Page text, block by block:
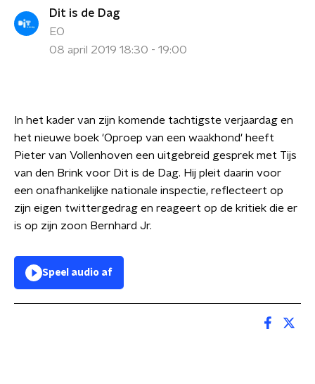
Dit is de Dag
EO
08 april 2019 18:30 - 19:00
In het kader van zijn komende tachtigste verjaardag en
het nieuwe boek 'Oproep van een waakhond' heeft
Pieter van Vollenhoven een uitgebreid gesprek met Tijs
van den Brink voor Dit is de Dag. Hij pleit daarin voor
een onafhankelijke nationale inspectie, reflecteert op
zijn eigen twittergedrag en reageert op de kritiek die er
is op zijn zoon Bernhard Jr.
Speel audio af